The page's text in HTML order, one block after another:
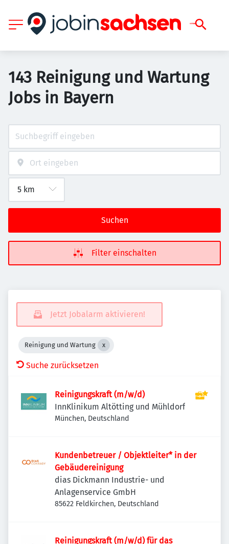
143 Reinigung und Wartung
Jobs in Bayern
Suchen
Filter einschalten
Jetzt Jobalarm aktivieren!
Reinigung und Wartung
Suche zurücksetzen
Reinigungskraft (m/w/d)
InnKlinikum Altötting und Mühldorf
München, Deutschland
Kundenbetreuer / Objektleiter* in der
Gebäudereinigung
dias Dickmann Industrie- und
Anlagenservice GmbH
85622 Feldkirchen, Deutschland
Reinigungskraft (m/w/d) für das